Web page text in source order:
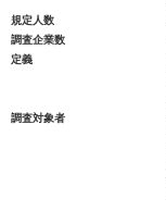
規定人数
調査企業数
定義
調査対象者